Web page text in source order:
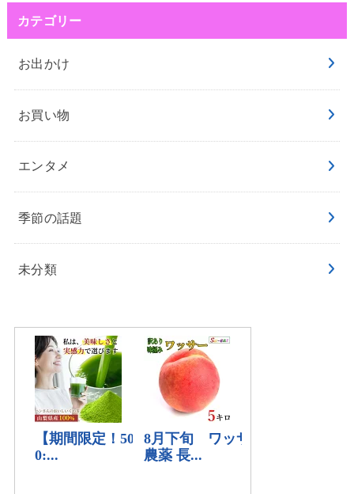
カテゴリー
お出かけ
お買い物
エンタメ
季節の話題
未分類